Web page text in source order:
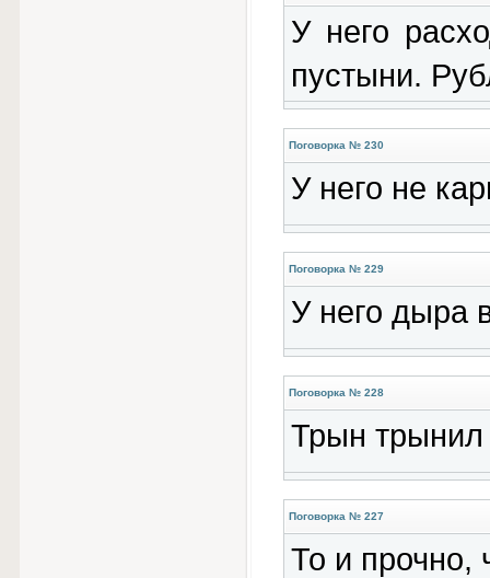
У него
пустыни.
Поговорка № 230
У него не
Поговорка № 229
У него дыра
Поговорка № 228
Трын трынил
Поговорка № 227
То и прочно,